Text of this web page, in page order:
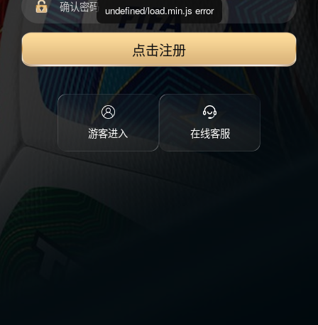
点击注册
游客进入 在线客服
undefined/load.min.js error